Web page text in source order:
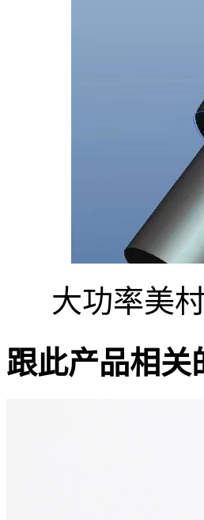
大功率美
跟此产品相